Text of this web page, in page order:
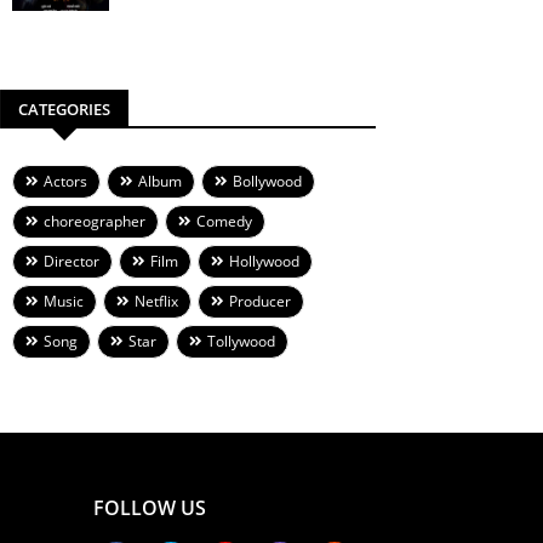
CATEGORIES
Actors Album
Bollywood
choreographer
Comedy
Director
Film
Hollywood
Music
Netflix
Producer
Song
Star Tollywood
FOLLOW US